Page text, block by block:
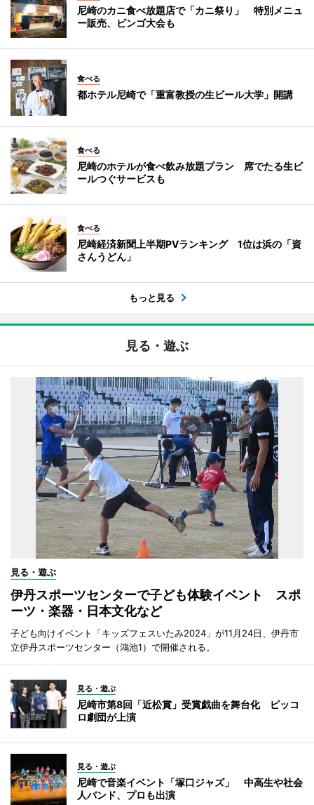
尼崎のカニ食べ放題店で「カニ祭り」 特別メニュ
ー販売、ビンゴ大会も
食べる
都ホテル尼崎で「重富教授の生ビール大学」開講
食べる
尼崎のホテルが食べ飲み放題プラン 席でたる生ビ
ールつぐサービスも
食べる
尼崎経済新聞上半期PVランキング 1位は浜の「資
さんうどん」
もっと見る
見る・遊ぶ
見る・遊ぶ
伊丹スポーツセンターで子ども体験イベント スポ
ーツ・楽器・日本文化など
子ども向けイベント「キッズフェスいたみ2024」が11月24日、伊丹市
立伊丹スポーツセンター（鴻池1）で開催される。
見る・遊ぶ
尼崎市第8回「近松賞」受賞戯曲を舞台化 ピッコ
ロ劇団が上演
見る・遊ぶ
尼崎で音楽イベント「塚口ジャズ」 中高生や社会
人バンド、プロも出演